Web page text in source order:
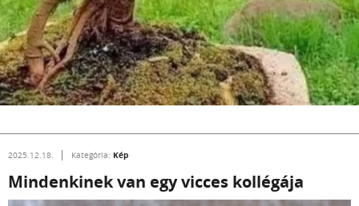
2025.12.18. Kategória: Kép
Mindenkinek van egy vicces kollégája